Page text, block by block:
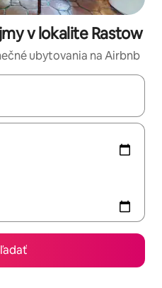
v lokalite Rastow
ubytovania na Airbnb
môžete si ich prechádzať